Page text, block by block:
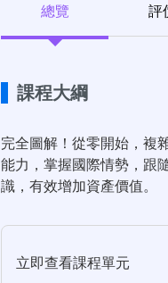
總覽 評
課程大綱
完全圖解！從零開始，複
能力，掌握國際情勢，跟
識，有效增加資產價值。
立即查看課程單元